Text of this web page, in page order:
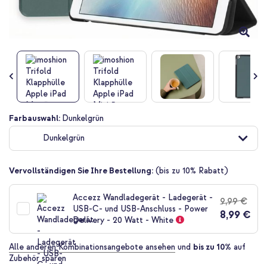
Zum
Anfang
Bildgalerie
Farbauswahl: Dunkelgrün
Dunkelgrün
Vervollständigen Sie Ihre Bestellung: (bis zu 10% Rabatt)
Accezz Wandladegerät - Ladegerät -
USB-C- und USB-Anschluss - Power
Delivery - 20 Watt - White
9,99 €
8,99 €
Alle anderen Kombinationsangebote ansehen und bis zu 10% auf
Zubehör sparen